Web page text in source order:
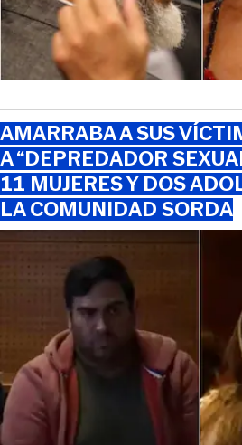
AMARRABA A SUS
A “DEPREDADOR
11 MUJERES Y DOS
LA COMUNIDAD SORDA